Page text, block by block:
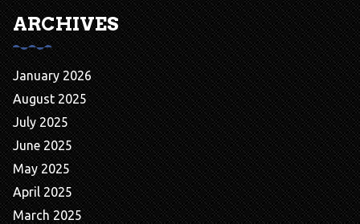
ARCHIVES
January 2026
August 2025
July 2025
June 2025
May 2025
April 2025
March 2025